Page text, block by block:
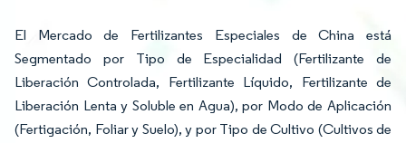
El Mercado de Fertilizantes Especiales de China está
Segmentado por Tipo de Especialidad (Fertilizante de
Liberación Controlada, Fertilizante Líquido, Fertilizante de
Liberación Lenta y Soluble en Agua), por Modo de Aplicación
(Fertigación, Foliar y Suelo), y por Tipo de Cultivo (Cultivos de